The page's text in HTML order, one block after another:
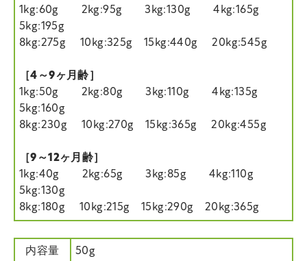
1kg:60g 2kg:95g 3kg:130g 4kg:165g
5kg:195g
8kg:275g 10kg:325g 15kg:440g 20kg:545g
［4～9ヶ月齢］
1kg:50g 2kg:80g 3kg:110g 4kg:135g
5kg:160g
8kg:230g 10kg:270g 15kg:365g 20kg:455g
［9～12ヶ月齢］
1kg:40g 2kg:65g 3kg:85g 4kg:110g
5kg:130g
8kg:180g 10kg:215g 15kg:290g 20kg:365g
内容量 50g